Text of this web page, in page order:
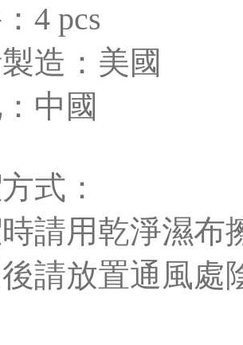
4 pcs
造：美國
中國
式：
請用乾淨濕布
請放置通風處